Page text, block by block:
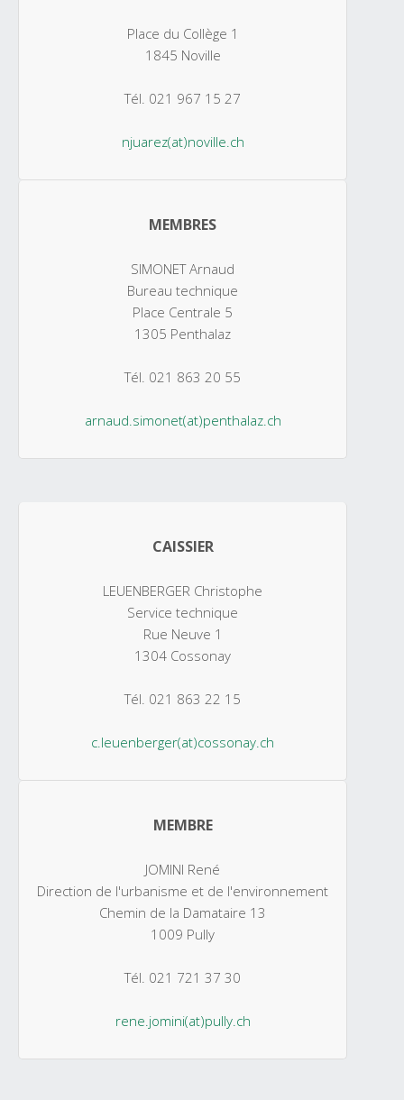
Place du Collège 1
1845 Noville
Tél. 021 967 15 27
njuarez(at)noville.ch
MEMBRES
SIMONET Arnaud
Bureau technique
Place Centrale 5
1305 Penthalaz
Tél. 021 863 20 55
arnaud.simonet(at)penthalaz.ch
CAISSIER
LEUENBERGER Christophe
Service technique
Rue Neuve 1
1304 Cossonay
Tél. 021 863 22 15
c.leuenberger(at)cossonay.ch
MEMBRE
JOMINI René
Direction de l'urbanisme et de l'environnement
Chemin de la Damataire 13
1009 Pully
Tél. 021 721 37 30
rene.jomini(at)pully.ch